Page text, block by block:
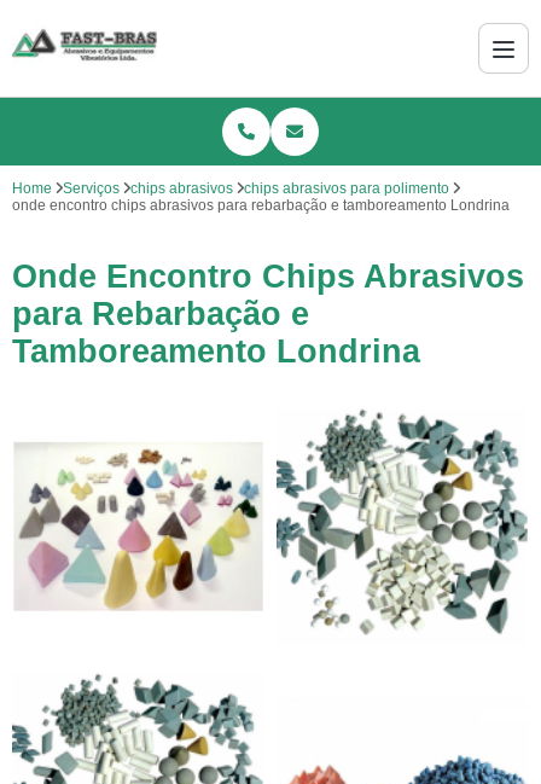
Home Serviços chips abrasivos
chips abrasivos para polimento
onde encontro chips abrasivos para rebarbação e tamboreamento Londrina
Onde Encontro Chips Abrasivos
para Rebarbação e
Tamboreamento Londrina